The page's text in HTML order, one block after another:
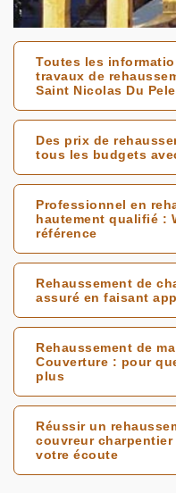
Toutes les
travaux de
Saint Nicolas Du
Des prix de
tous les budgets
Professionnel en
hautement qualifié :
référence
Rehaussement de
assuré en faisant
Rehaussement de
Couverture : pour
plus
Réussir un
couvreur charpentier
votre écoute